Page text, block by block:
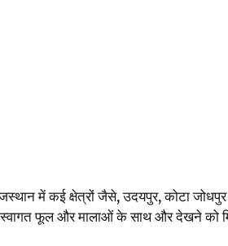
में कई क्षेत्रों जैसे, उदयपुर, कोटा
फूल और मालाओं के साथ और देखने को